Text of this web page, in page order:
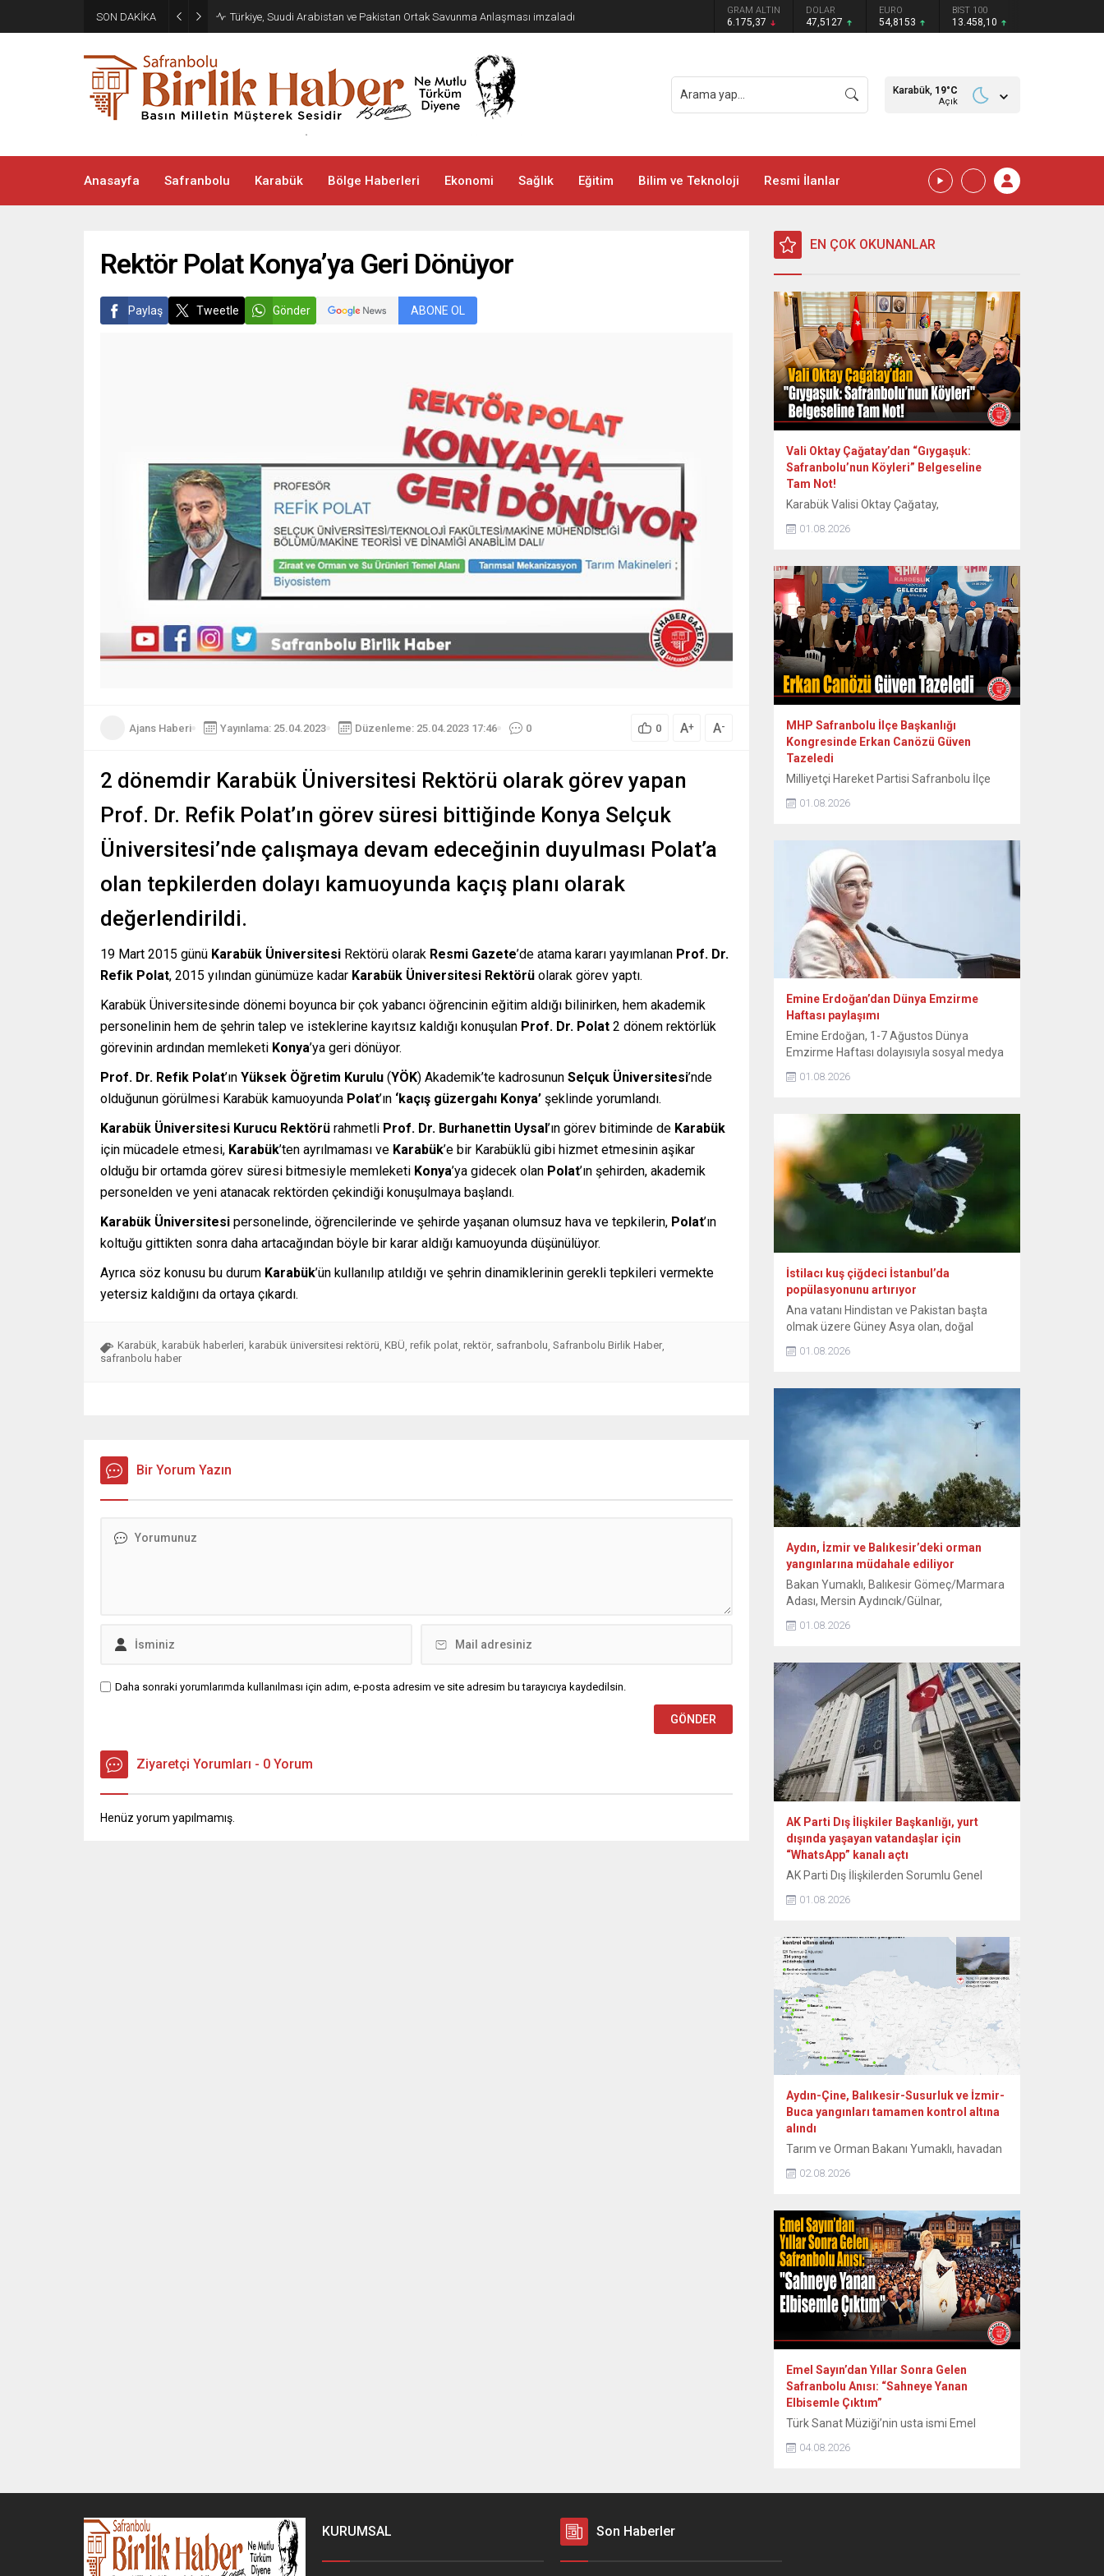
SON DAKİKA Türkiye, Suudi Arabistan ve Pakistan Ortak Savunma Anlaşması imzaladı GRAM ALTIN
6.175,37
DOLAR
47,5127
EURO
54,8153
BIST 100
13.458,10
Karabük, 19°C
Açık
Anasayfa Safranbolu Karabük Bölge Haberleri Ekonomi Sağlık Eğitim Bilim ve Teknoloji Resmi İlanlar
Rektör Polat Konya’ya Geri Dönüyor
Paylaş Tweetle Gönder ABONE OL
Ajans Haberi Yayınlama: 25.04.2023 Düzenleme: 25.04.2023 17:46 0 0 A+ A-
2 dönemdir Karabük Üniversitesi Rektörü olarak görev yapan
Prof. Dr. Refik Polat’ın görev süresi bittiğinde Konya Selçuk
Üniversitesi’nde çalışmaya devam edeceğinin duyulması Polat’a
olan tepkilerden dolayı kamuoyunda kaçış planı olarak
değerlendirildi.
19 Mart 2015 günü Karabük Üniversitesi Rektörü olarak Resmi Gazete’de atama kararı yayımlanan Prof. Dr.
Refik Polat, 2015 yılından günümüze kadar Karabük Üniversitesi Rektörü olarak görev yaptı.
Karabük Üniversitesinde dönemi boyunca bir çok yabancı öğrencinin eğitim aldığı bilinirken, hem akademik
personelinin hem de şehrin talep ve isteklerine kayıtsız kaldığı konuşulan Prof. Dr. Polat 2 dönem rektörlük
görevinin ardından memleketi Konya’ya geri dönüyor.
Prof. Dr. Refik Polat’ın Yüksek Öğretim Kurulu (YÖK) Akademik’te kadrosunun Selçuk Üniversitesi’nde
olduğunun görülmesi Karabük kamuoyunda Polat’ın ‘kaçış güzergahı Konya’ şeklinde yorumlandı.
Karabük Üniversitesi Kurucu Rektörü rahmetli Prof. Dr. Burhanettin Uysal’ın görev bitiminde de Karabük
için mücadele etmesi, Karabük’ten ayrılmaması ve Karabük’e bir Karabüklü gibi hizmet etmesinin aşikar
olduğu bir ortamda görev süresi bitmesiyle memleketi Konya’ya gidecek olan Polat’ın şehirden, akademik
personelden ve yeni atanacak rektörden çekindiği konuşulmaya başlandı.
Karabük Üniversitesi personelinde, öğrencilerinde ve şehirde yaşanan olumsuz hava ve tepkilerin, Polat’ın
koltuğu gittikten sonra daha artacağından böyle bir karar aldığı kamuoyunda düşünülüyor.
Ayrıca söz konusu bu durum Karabük’ün kullanılıp atıldığı ve şehrin dinamiklerinin gerekli tepkileri vermekte
yetersiz kaldığını da ortaya çıkardı.
Karabük, karabük haberleri, karabük üniversitesi rektörü, KBÜ, refik polat, rektör, safranbolu, Safranbolu Birlik Haber,
safranbolu haber
Bir Yorum Yazın
Daha sonraki yorumlarımda kullanılması için adım, e-posta adresim ve site adresim bu tarayıcıya kaydedilsin.
Ziyaretçi Yorumları - 0 Yorum
Henüz yorum yapılmamış.
EN ÇOK OKUNANLAR
Vali Oktay Çağatay’dan “Gıygaşuk:
Safranbolu’nun Köyleri” Belgeseline
Tam Not!
Karabük Valisi Oktay Çağatay,
somut olmayan kültürel mirasını kayıt
Köyleri” adlı uzun metraj belgesel filmini
izledi. Vali Oktay Çağatay, Vali Yardımcıları
Erol Özkan ve Kerem Süleyman Yüksel ile
birlikte özel gösterime katıldı. Etkinlikte
ayrıca Safranbolu Alan Başkanı Cemil
Belder, Kültürel Miras...
01.08.2026
MHP Safranbolu İlçe Başkanlığı
Kongresinde Erkan Canözü Güven
Tazeledi
Milliyetçi Hareket Partisi Safranbolu İlçe
aday olarak seçime giren mevcut başkan
yeniden başkan seçildi. MHP Safranbolu
İlçe Teşkilatının 15. Olağan Kongresi, Sunal
Tülbentçi Öğretmenevi’nde yoğun bir
katılımla gerçekleştirildi. Kongreye tek liste
ile giren mevcut İlçe Başkanı Erkan
Canözü, delegelerin güvenini...
01.08.2026
Emine Erdoğan’dan Dünya Emzirme
Haftası paylaşımı
Emine Erdoğan, 1-7 Ağustos Dünya
Emzirme Haftası dolayısıyla sosyal medya
hesabından paylaşımda bulundu. Emine
Erdoğan, NSosyal hesabından yaptığı
günlerinden itibaren bebeğin sağlıklı
büyümesini ve gelişimini destekleyen,
anne ile bebek arasındaki bağı
kuvvetlendiren eşsiz bir mucizedir. Her
damlasında şifa, güven ve sevgi vardır.
Diliyorum ki her...
01.08.2026
İstilacı kuş çiğdeci İstanbul’da
popülasyonunu artırıyor
Ana vatanı Hindistan ve Pakistan başta
olmak üzere Güney Asya olan, doğal
bölgelerine de uzanan istilacı kuş türü
İstanbul’da yaşam alanını genişletiyor.
Sığırcıkgiller familyasından, kahverengi
tüylü, sarı bacaklı olan ve göz çevresinde
01.08.2026
Aydın, İzmir ve Balıkesir’deki orman
yangınlarına müdahale ediliyor
Bakan Yumaklı, Balıkesir Gömeç/Marmara
Adası, Mersin Aydıncık/Gülnar,
Kocaeli/Dilovası orman yangınlarının
kontrol altına alındığını bildirdi. Aydın’ın Çine
ilçesinde ormanlık alanda 30 Temmuz’da
başlayan yangına havadan ve karadan
müdahale 3. gününde sürüyor. Kavşıt
mevkisindeki ormanlık alanda devam eden
yangına ekipler, gece boyunca müdahale...
01.08.2026
AK Parti Dış İlişkiler Başkanlığı, yurt
dışında yaşayan vatandaşlar için
“WhatsApp” kanalı açtı
AK Parti Dış İlişkilerden Sorumlu Genel
dışında yaşayan vatandaşlara yönelik
ulaştırılması amacıyla “WhatsApp” kanalı
açtıklarını duyurdu. Sırakaya, sosyal medya
hesabından yaptığı açıklamada,
WhatsApp’ın toplu mesajlaşma
uygulamalarına ilişkin koşulları nedeniyle
hesabına getirilen sınırlandırma sonrasında
yeni bir iletişim kanalını devreye aldıklarını
bildirdi....
01.08.2026
Aydın-Çine, Balıkesir-Susurluk ve İzmir-
Buca yangınları tamamen kontrol altına
alındı
Tarım ve Orman Bakanı Yumaklı, havadan
ve karadan yürütülen etkili mücadeleler
sonucunda, Aydın’ın Çine, Balıkesir’in
yangınların tamamen kontrol altına
alındığını bildirdi. Yumaklı, NSosyal
hesabından, orman yangınlarındaki son
duruma ilişkin paylaşım yaptı. Havadan ve
karadan yürütülen çalışmalara işaret eden
Yumaklı, “Etkili mücadeleler sonucunda,
Aydın’ın Çine, Balıkesir’in...
02.08.2026
Emel Sayın’dan Yıllar Sonra Gelen
Safranbolu Anısı: “Sahneye Yanan
Elbisemle Çıktım”
Türk Sanat Müziği’nin usta ismi Emel
verdiği konserde sahne kostümünün
04.08.2026
KURUMSAL Son Haberler